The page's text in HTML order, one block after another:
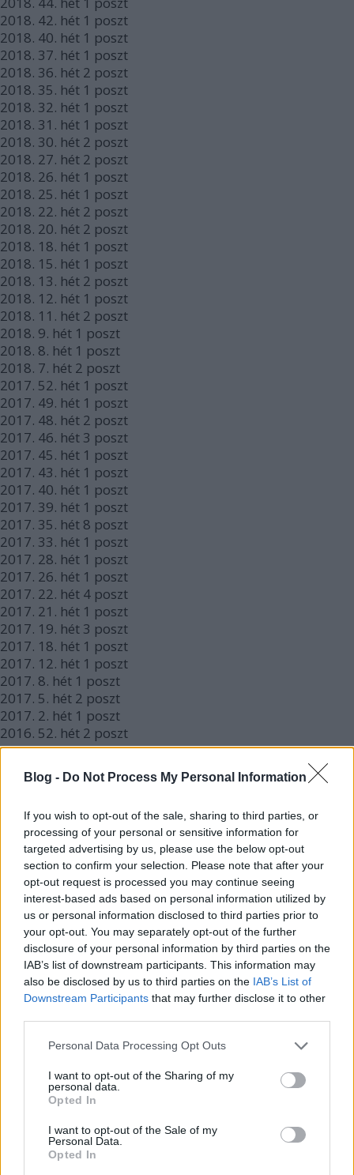
Blog - Do Not Process My Personal Information
If you wish to opt-out of the sale, sharing to third parties, or
processing of your personal or sensitive information for
targeted advertising by us, please use the below opt-out
section to confirm your selection. Please note that after your
opt-out request is processed you may continue seeing
interest-based ads based on personal information utilized by
us or personal information disclosed to third parties prior to
your opt-out. You may separately opt-out of the further
disclosure of your personal information by third parties on the
IAB’s list of downstream participants. This information may
also be disclosed by us to third parties on the IAB’s List of
Downstream Participants that may further disclose it to other
Please note that this website/app uses one or more Google
not limited to your visit or usage behaviour. You may click to
grant or deny consent to Google and its third-party tags to
use your data for below specified purposes in below Google
consent section.
Personal Data Processing Opt Outs
I want to opt-out of the Sharing of my
personal data.
Opted In
I want to opt-out of the Sale of my
Personal Data.
Opted In
2018. 42. hét 1 poszt
2018. 40. hét 1 poszt
2018. 37. hét 1 poszt
2018. 36. hét 2 poszt
2018. 35. hét 1 poszt
2018. 32. hét 1 poszt
2018. 31. hét 1 poszt
2018. 30. hét 2 poszt
2018. 27. hét 2 poszt
2018. 26. hét 1 poszt
2018. 25. hét 1 poszt
2018. 22. hét 2 poszt
2018. 20. hét 2 poszt
2018. 18. hét 1 poszt
2018. 15. hét 1 poszt
2018. 13. hét 2 poszt
2018. 12. hét 1 poszt
2018. 11. hét 2 poszt
2018. 9. hét 1 poszt
2018. 8. hét 1 poszt
2018. 7. hét 2 poszt
2017. 52. hét 1 poszt
2017. 49. hét 1 poszt
2017. 48. hét 2 poszt
2017. 46. hét 3 poszt
2017. 45. hét 1 poszt
2017. 43. hét 1 poszt
2017. 40. hét 1 poszt
2017. 39. hét 1 poszt
2017. 35. hét 8 poszt
2017. 33. hét 1 poszt
2017. 28. hét 1 poszt
2017. 26. hét 1 poszt
2017. 22. hét 4 poszt
2017. 21. hét 1 poszt
2017. 19. hét 3 poszt
2017. 18. hét 1 poszt
2017. 12. hét 1 poszt
2017. 8. hét 1 poszt
2017. 5. hét 2 poszt
2017. 2. hét 1 poszt
2016. 52. hét 2 poszt
2016.50. hét3poszt
2016.
48. hét 1
poszt
2016.46. hét 1poszt
2016.41. hét 1 poszt
2016.38. hét 1poszt
2016.37. hét1poszt
2016.36. hét2 poszt
2016.35. hét 2poszt
2016.33. hét2poszt
2016. 28. hét1poszt
2016. 25. hét1 poszt
2016. 24. hét 3poszt
2016. 22. hét 1poszt
2016.21. hét1 poszt
17. hét 2 poszt
14. hét1poszt
13. hét 1poszt
10. hét 1poszt
9. hét2poszt